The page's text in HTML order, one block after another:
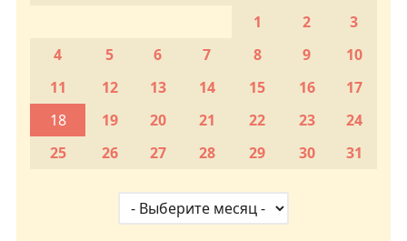
1
2
3
4
5 6 7 8 9
10
11
12 13 14 15 16
17
18
19 20 21 22 23
24
25
26 27 28 29 30 31